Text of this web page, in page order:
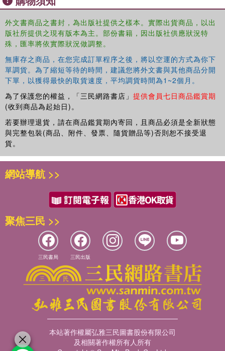
外文書商品之書封，為出版社提供之樣本。實際出貨商品，以出
版社所提供之現有版本為主。部份書籍，因出版社供應狀況特
殊，匯率將依實際狀況做調整。
無庫存之商品，在您完成訂單程序之後，將以空運的方式為你下
單調貨。為了縮短等待的時間，建議您將外文書與其他商品分開
下單，以獲得最快的取貨速度，平均調貨時間為1~2個月。
為了保護您的權益，「三民網路書店」 提供會員七日商品鑑賞期
(收到商品為起始日)。
若要辦理退貨，請在商品鑑賞期內寄回，且商品必須是全新狀態
與完整包裝(商品、附件、發票、隨貨贈品等)否則恕不接受退
貨。
網站導航 >>
聚焦三民 >>
三民書局 三民出版
本站著作權屬弘雅三民圖書股份有限公司
及相關著作權所有人所有